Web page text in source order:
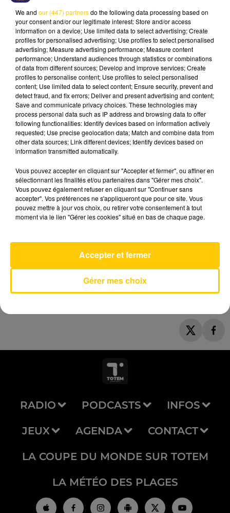
12 mai 2026 - 4 min 6 sec
L'INFO DE LA DORDOGNE DU 12/05/26
À 06H00
Ecoutez sur Totem l'information à Tulle, Brive,
dans le Nord du Lot et le pays sarladais avec les
reportages de nos journalistes sur le terrain.
SADE
RADIO PODCASTS INFOS
JEUX AGENDA CONTACT
LA COUPE DU MONDE SUR TOTEM
LA MÉTÉO DES PLAGES
We and our (447) partnersdo the following data processing based on
your consent and/or our legitimate interest: Store and/or access
information on a device; Use limited data to select advertising; Create
profiles for personalised advertising; Use profiles to select personalised
advertising; Measure advertising performance; Measure content
performance; Understand audiences through statistics or combinations
of data from different sources; Develop and improve services; Create
profiles to personalise content; Use profiles to select personalised
content; Use limited data to select content; Ensure security, prevent and
detect fraud, and fix errors; Deliver and present advertising and content;
Save and communicate privacy choices. These technologies may
process personal data such as IP address and browsing data to offer
following functionalities: Identify devices based on information actively
requested; Use precise geolocation data; Match and combine data from
other data sources; Link different devices; Identify devices based on
information transmitted automatically.
Vous pouvez accepter en cliquant sur "Accepter et fermer", ou affiner en
sélectionnant les finalités et/ou partenaires dans "Gérer mes choix".
Vous pouvez également refuser en cliquant sur "Continuer sans
accepter". Vos préférences ne s'appliqueront que pour ce site. Vous
pouvez mettre à jour vos choix, ou retirer votre consentement à tout
moment via le lien "Gérer les cookies" situé en bas de chaque page.
Gérer mes choix
Accepter et fermer